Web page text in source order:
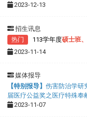
2023-12-13
招生讯息
热门
113学年度硕士班
2023-11-14
媒体报导
【特别报导】 伤害防治学研
届医疗公益奖之医疗特殊奉
2023-11-07